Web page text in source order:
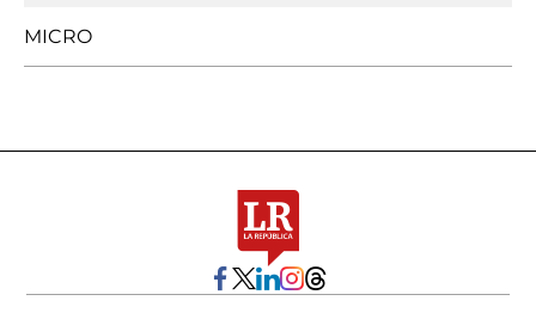
MICRO